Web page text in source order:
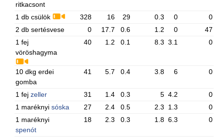
ritkacsont
1 db csülök 328 16 29 0.3 0
0
2 db sertésvese
0 17.7 0.6 1.2 0
47
1 fej
vöröshagyma
40 1.2 0.1 8.3 3.1 0
10 dkg erdei
gomba
41 5.7 0.4 3.8 6 0
1 fejzeller 31 1.4 0.3 5 4.2
0
1 maréknyisóska 27 2.4 0.5 2.3 1.3
0
1 maréknyi
spenót
18 2.3 0.3 1.8 6.3 0